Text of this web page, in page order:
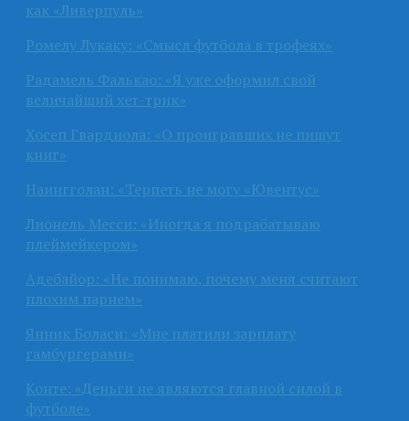
как «Ливерпуль»
Ромелу Лукаку: «Смысл футбола в трофеях»
Радамель Фалькао: «Я уже оформил свой
величайший хет-трик»
Хосеп Гвардиола: «О проигравших не пишут
книг»
Наингголан: «Терпеть не могу «Ювентус»
Лионель Месси: «Иногда я подрабатываю
плеймейкером»
Адебайор: «Не понимаю, почему меня считают
плохим парнем»
Янник Боласи: «Мне платили зарплату
гамбургерами»
Конте: «Деньги не являются главной силой в
футболе»